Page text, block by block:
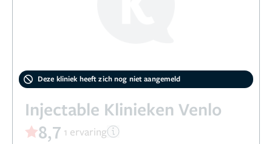
Deze kliniek heeft zich nog niet aangemeld
Injectable Klinieken Venlo
8,7 1 ervaring